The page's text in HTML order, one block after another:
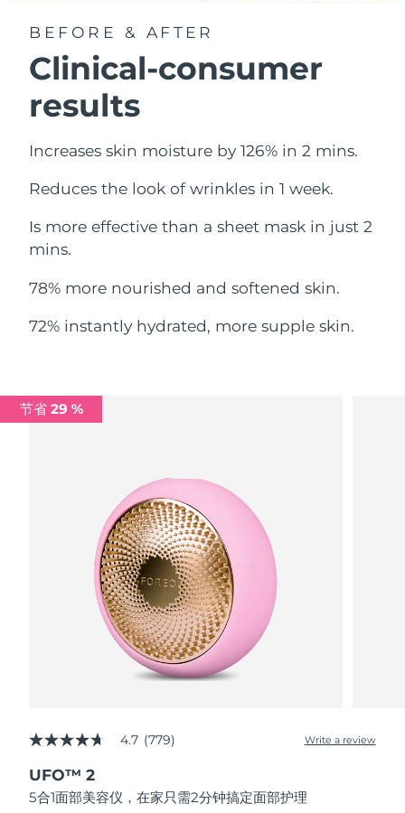
BEFORE & AFTER
Clinical-consumer
results
Increases skin moisture by 126% in 2 mins.
Reduces the look of wrinkles in 1 week.
Is more effective than a sheet mask in just 2
mins.
78% more nourished and softened skin.
72% instantly hydrated, more supple skin.
节省 29 %
4.7
of
5
stars,
4.7 (779) Write a review
UFO™ 2
5合1面部美容仪，在家只需2分钟搞定面部护理
中国澳门特别行政区
马来西亚 预计送达日期
马耳他
墨西哥 预计送达日期8/16/26
摩纳哥 预计送达日期8/13/26
荷兰 预计送达日期8/12/26
新西兰 预计送达日期
挪威 预计送达日期8/12/26
菲律宾
预计送达日期
预计送达日期
预计送达日期
沙特阿拉伯 预计送达日期8/13/26
新加坡 预计送达日期